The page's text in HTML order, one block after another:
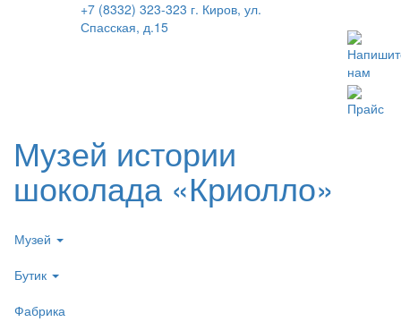
+7 (8332) 323-323 г. Киров, ул.
Спасская, д.15
нам
Прайс
Музей истории
шоколада «Криолло»
Музей
Бутик
Фабрика